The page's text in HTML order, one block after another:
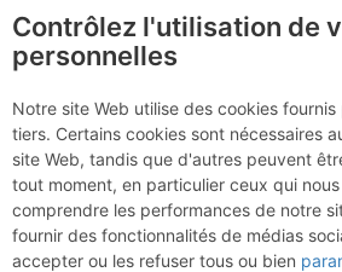
Grande
E en Boucle
Contrôlez l'utilisation de
personnelles
Notre site Web utilise des cookies
tiers. Certains cookies sont nécessaires
site Web, tandis que d'autres peuvent
tout moment, en particulier ceux qui
comprendre les performances de notre
fournir des fonctionnalités de médias
accepter ou les refuser tous ou bien